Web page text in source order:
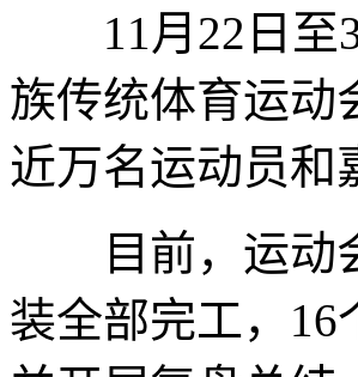
11月22日至
族传统体育运动
近万名运动员和
目前，运动会
装全部完工，